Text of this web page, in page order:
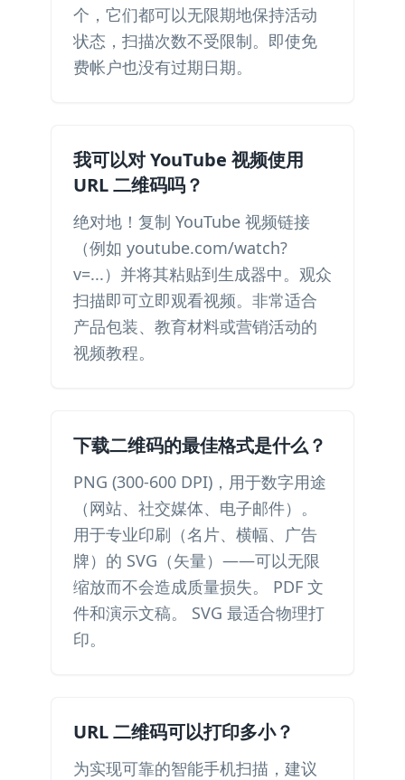
个，它们都可以无限期地保持活动
状态，扫描次数不受限制。即使免
费帐户也没有过期日期。
我可以对 YouTube 视频使用
URL 二维码吗？
绝对地！复制 YouTube 视频链接
（例如 youtube.com/watch?
v=...）并将其粘贴到生成器中。观众
扫描即可立即观看视频。非常适合
产品包装、教育材料或营销活动的
视频教程。
下载二维码的最佳格式是什么？
PNG (300-600 DPI)，用于数字用途
（网站、社交媒体、电子邮件）。
用于专业印刷（名片、横幅、广告
牌）的 SVG（矢量）——可以无限
缩放而不会造成质量损失。 PDF 文
件和演示文稿。 SVG 最适合物理打
印。
URL 二维码可以打印多小？
为实现可靠的智能手机扫描，建议